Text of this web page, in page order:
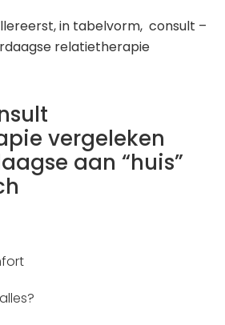
in tabelvorm, consult –
relatietherapie
vergeleken
aan “huis”